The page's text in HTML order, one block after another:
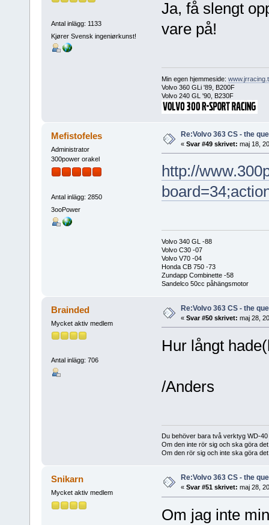
Antal inlägg: 1133
Kjører Svensk ingeniørkunst!
Ja, få slengt
vare på!
Min egen hjemmeside:
Volvo 360 GLi '89, B200F
Volvo 240 GL '90, B230F
Mefistofeles
Administrator
300power orakel
Antal inlägg: 2850
3ooPower
Re:Volvo 363 CS - the
« Svar #49 skrivet: maj 18,
http://
Volvo 340 GL -88
Volvo C30 -07
Volvo V70 -04
Honda CB 750 -73
Zundapp Combinette -58
Sandelco 50cc påhängsmotor
Brainded
Mycket aktiv medlem
Antal inlägg: 706
Re:Volvo 363 CS - the
« Svar #50 skrivet: maj 28,
Hur långt
/Anders
Du behöver bara två verktyg WD-
Om den inte rör sig och ska göra
Om den rör sig och inte ska göra
Snikarn
Mycket aktiv medlem
Re:Volvo 363 CS - the
« Svar #51 skrivet: maj 28,
Om jag inte